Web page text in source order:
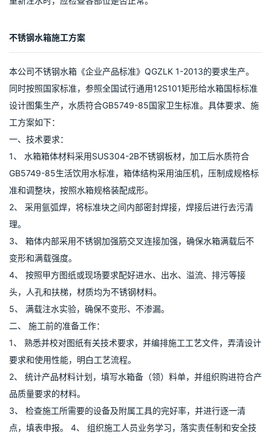
确保施工现场整洁干净。
保温或按用户要求的保温方式保温。
水箱验收：关闭出水阀和排水阀，打开进水阀，注满水后三小时无
水箱订货：建议在充分接触了解水箱产品及应用场合的基础上达成
订货协议，以便我们更准确了解用户的要求，更好地为用户服务。
使用说明：水箱试水无渗漏后，打开排水阀放水，冲洗水箱内部，
排尽积水，关闭排水阀，注水至设计水位即可正常使用，使用过程
中应定期用药物及高压水冲洗水箱内部，保证水质清洁，长期放置
重新注水时，应检查各部位是否正常。
不锈钢水箱施工方案
本公司不锈钢水箱《企业产品标准》QGZLK 1-2013的要求生产。
同时按照国家标准，参照全国试行通用12S101矩形给水箱国标标准
设计图集生产，水质符合GB5749-85国家卫生标准。具体要求、施
工方案如下：
一、技术要求：
1、 水箱箱体材料采用SUS304-2B不锈钢板材，加工后水质符合
GB5749-85生活饮用水标准，箱体结构采用油压机，压制成规格标
准和调整块，按照水箱规格装配成形。
2、 采用氩弧焊，将标准块之间内部密封焊接，焊接后进行去污清
理。
3、 箱体内部采用不锈钢加强筋交叉连接加强，确保水箱满载后不
变形和满载强度。
4、 按照甲方图纸或现场要求配好进水、出水、溢流、排污等接